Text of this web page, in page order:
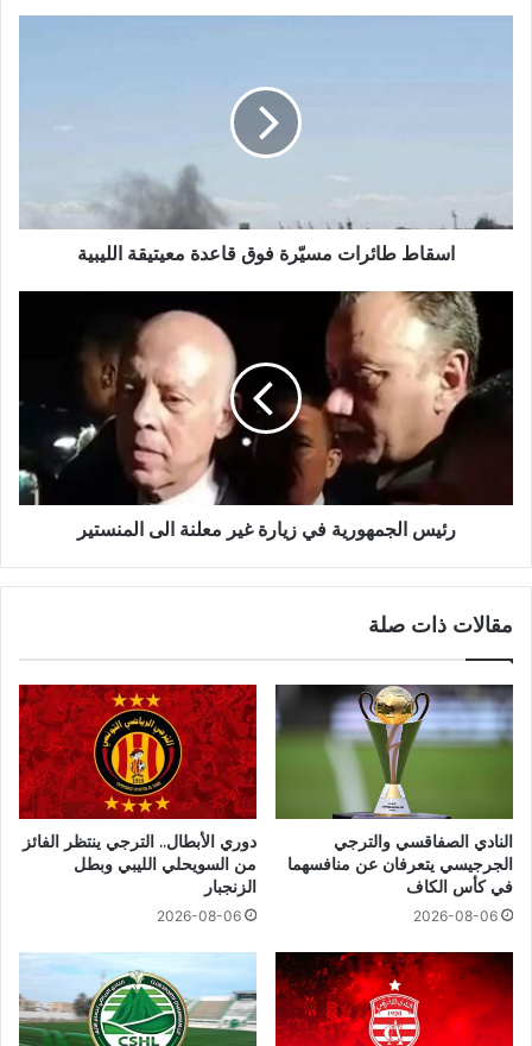
اسقاط طائرات مسيّرة فوق قاعدة معيتيقة الليبية
رئيس الجمهورية في زيارة غير معلنة الى المنستير
مقالات ذات صلة
النادي الصفاقسي والترجي
الجرجيسي يتعرفان عن منافسهما
في كأس الكاف
2026-08-06
دوري الأبطال.. الترجي ينتظر الفائز
من السويحلي الليبي وبطل
الزنجبار
2026-08-06